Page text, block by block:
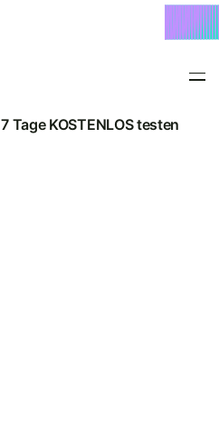
7 Tage KOSTENLOS testen